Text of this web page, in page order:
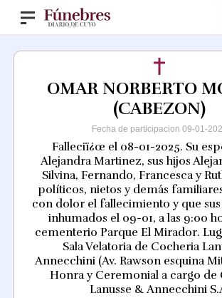
OMAR NORBERTO
(CABEZON)
Fecha de participacion 09-01-
Falleciï¿œ el 08-01-2025. Su
Alejandra Martinez, sus hijos
Silvina, Fernando, Francesca y
políticos, nietos y demás
con dolor el fallecimiento y que
inhumados el 09-01, a las 9:00
cementerio Parque El Mirador.
Sala Velatoria de Cocheria
Annecchini (Av. Rawson esquina
Honra y Ceremonial a cargo de
Lanusse & Annecchini